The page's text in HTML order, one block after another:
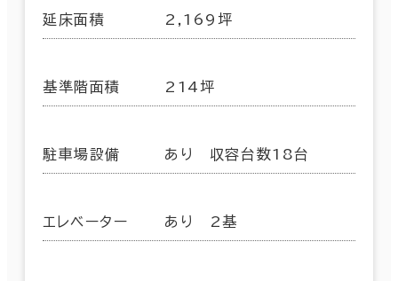
延床面積 2,169坪
基準階面積 214坪
駐車場設備 あり 収容台数18台
エレベーター あり 2基